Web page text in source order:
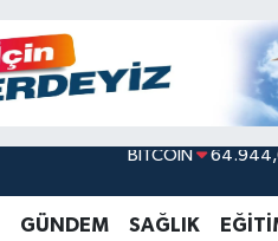
EURO
GÜNDEM SAĞLIK